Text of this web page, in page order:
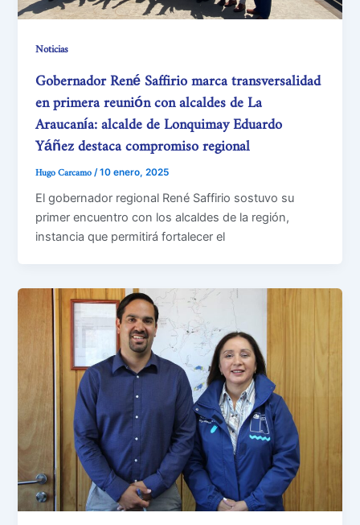
Noticias
Gobernador René Saffirio marca transversalidad
en primera reunión con alcaldes de La
Araucanía: alcalde de Lonquimay Eduardo
Yáñez destaca compromiso regional
Hugo Carcamo/10 enero, 2025
El gobernador regional René Saffirio sostuvo su
primer encuentro con los alcaldes de la región,
instancia que permitirá fortalecer el